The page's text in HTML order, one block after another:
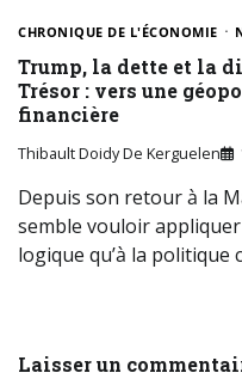
CHRONIQUE DE L'ÉCONOMIE
Trump, la dette et la
Trésor : vers une
financière
Thibault Doidy De Kerguelen
Depuis son retour à la
semble vouloir
logique qu’à la politique
Laisser un